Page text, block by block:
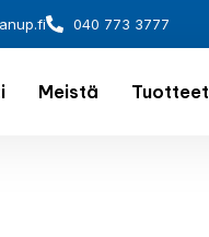
040 773 3777
Meistä Tuotteet